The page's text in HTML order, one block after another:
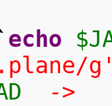
echo
-